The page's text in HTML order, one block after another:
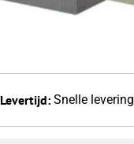
Levertijd:Snelle levering